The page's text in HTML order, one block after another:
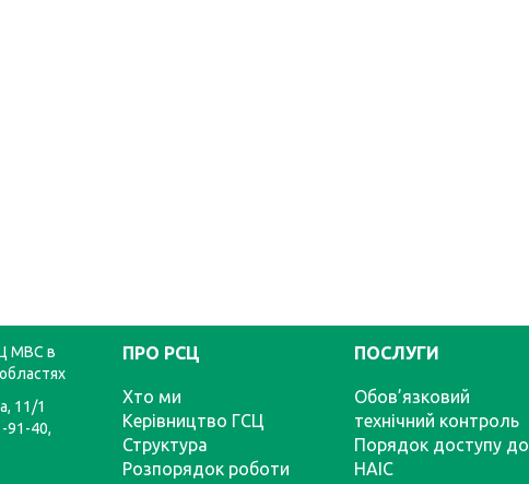
МВС в
11/1
91-40,
ПРО РСЦ
Хто ми
Керівництво ГСЦ
Структура
Розпорядок роботи
ПОСЛУГИ
Обов’язковий
технічний контроль
Порядок доступу до
НАІС